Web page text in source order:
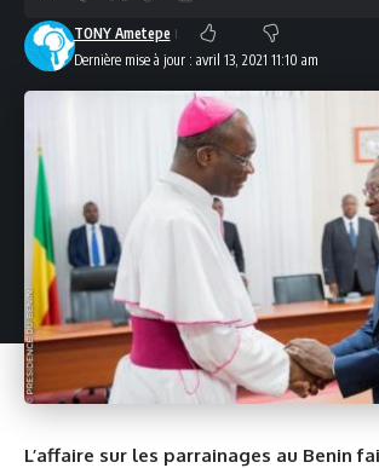
Dernière mise à jour : avril 13, 2021 11:10 am
TONY Ametepe
L’affaire sur les parrainages au Benin